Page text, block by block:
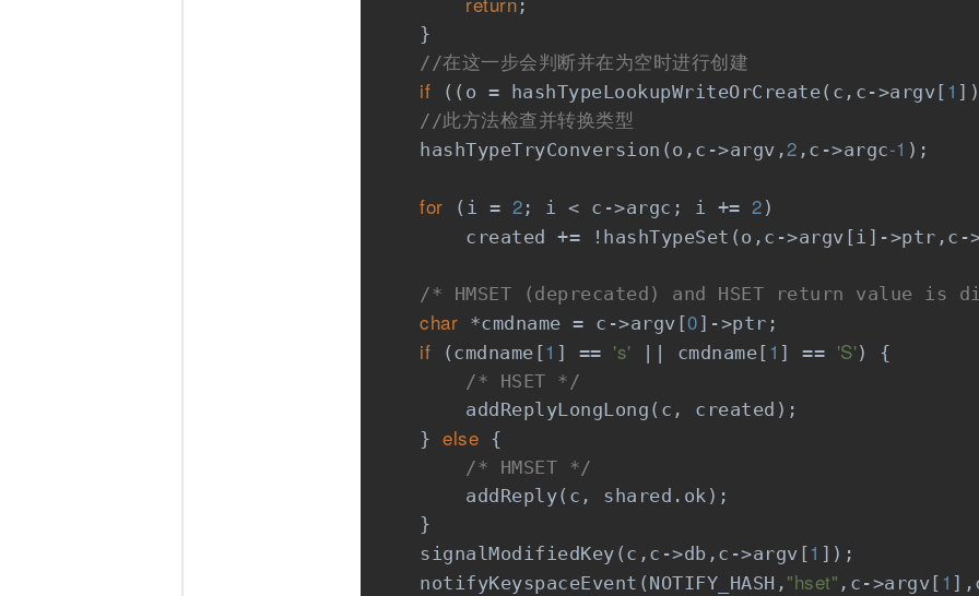
;
}
//在这一步会判断并在为空时进行创建
if ((o = hashTypeLookupWriteOrCreate(c,c->argv[ 1
//此方法检查并转换类型
hashTypeTryConversion(o,c->argv,2 ,c->argc-1 );
for (i = 2 ; i < c->argc; i += 2 )
created += !hashTypeSet(o,c->argv[i]->ptr,c-
/* HMSET (deprecated) and HSET return value
char *cmdname = c->argv[0 ]->ptr;
if (cmdname[ 1 ] == 's' || cmdname[ 1 ] == 'S') {
/* HSET */
addReplyLongLong(c, created);
} else {
/* HMSET */
addReply(c, shared.ok);
}
signalModifiedKey(c,c->db,c->argv[ 1 ]);
notifyKeyspaceEvent(NOTIFY_HASH, "hset" ,c->argv[ 1